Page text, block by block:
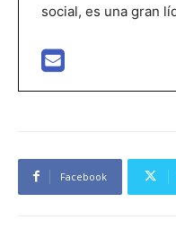
social, es una gran
Facebook